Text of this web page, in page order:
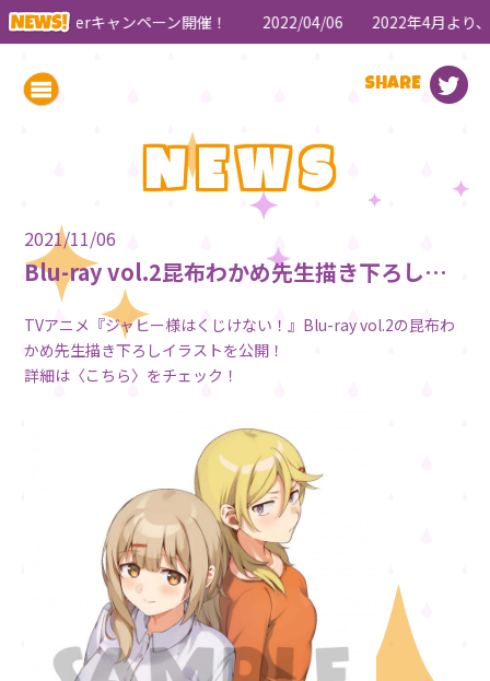
？Twitterキャンペーン開催！ 2022/04/06 2022年4月より、
SHARE
NEWS
2021/11/06
Blu-ray vol.2昆布わかめ先生描き下ろしイラスト公開！
TVアニメ『ジャヒー様はくじけない！』Blu-ray vol.2の昆布わ
かめ先生描き下ろしイラストを公開！
詳細は〈こちら〉をチェック！